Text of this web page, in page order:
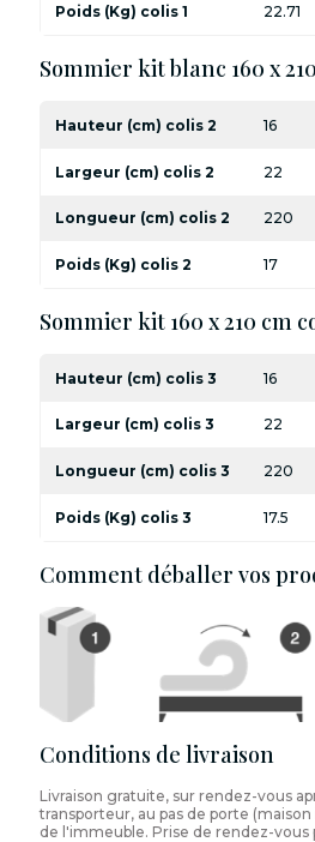
Poids (Kg) colis 1 22.71
Sommier kit blanc 160 x
Hauteur (cm) colis 2 16
Largeur (cm) colis 2 22
Longueur (cm) colis 2 220
Poids (Kg) colis 2 17
Sommier kit 160 x 210 cm
Hauteur (cm) colis 3 16
Largeur (cm) colis 3 22
Longueur (cm) colis 3 220
Poids (Kg) colis 3 17.5
Comment déballer vos
Conditions de livraison
Livraison gratuite, sur rendez-vous
transporteur, au pas de porte
de l'immeuble. Prise de rendez-vous